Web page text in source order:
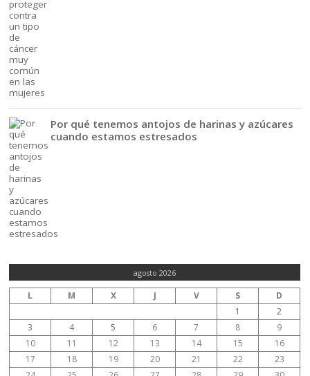
Por qué tenemos antojos de harinas y azúcares
cuando estamos estresados
agosto 2026
L M X J V S
D
1
2
3
4 5 6 7 8
9
10
11 12 13 14 15
16
17
18 19 20 21 22
23